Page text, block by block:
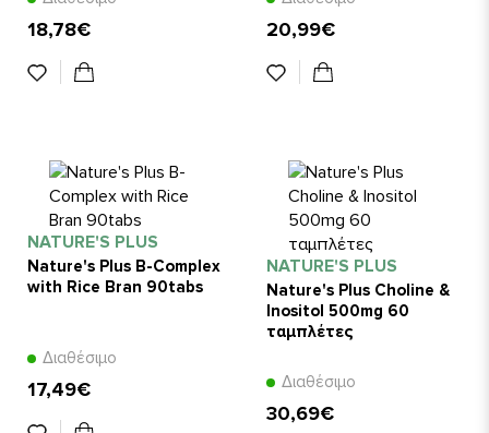
18,78€ 20,99€
NATURE'S PLUS
Nature's Plus B-Complex
with Rice Bran 90tabs
Διαθέσιμο
17,49€
NATURE'S PLUS
Nature's Plus Choline &
Inositol 500mg 60
ταμπλέτες
Διαθέσιμο
30,69€